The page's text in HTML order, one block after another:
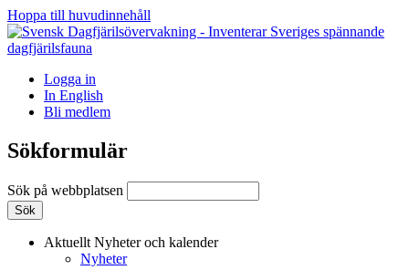
Hoppa till huvudinnehåll
Logga in
In English
Bli medlem
Sökformulär
Sök på webbplatsen
Aktuellt Nyheter och kalender
Nyheter